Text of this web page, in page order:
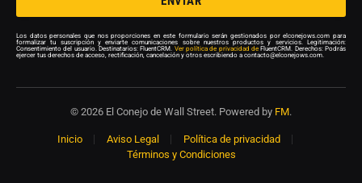
Los datos personales que nos proporciones en este formulario serán gestionados por elconejows.com para
formalizar tu suscripción y enviarte comunicaciones sobre nuestros productos y servicios. Legitimación:
Consentimiento del usuario. Destinatarios: FluentCRM. Ver política de privacidad de FluentCRM. Derechos: Podrás
ejercer tus derechos de acceso, rectificación, cancelación y otros escribiendo a contacto@elconejows.com.
© 2026 El Conejo de Wall Street. Powered by FM.
Inicio Aviso Legal
Política de privacidad
Términos y Condiciones